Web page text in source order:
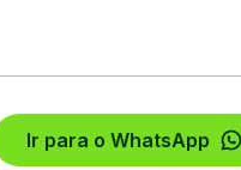
Ir para o WhatsApp